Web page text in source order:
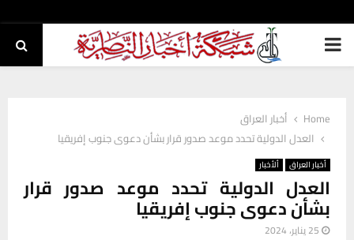
PRIMARY
Home
أخبار العراق
العدل الدولية تحدد موعد صدور قرار بشأن دعوى جنوب إفريقيا
أخبار العراق ألأخبار
العدل الدولية تحدد موعد صدور قرار
بشأن دعوى جنوب إفريقيا
25 يناير، 2024